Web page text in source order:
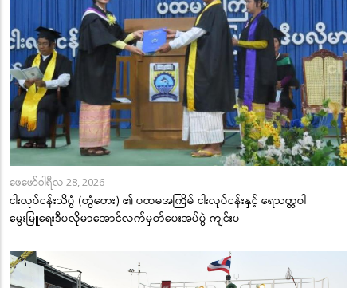
ဖေဖော်ဝါရီလ 28, 2026
ငါးလုပ်ငန်းသိပ္ပံ (တွံတေး) ၏ ပထမအကြိမ် ငါးလုပ်ငန်းနှင့် ရေသတ္တဝါ
မွေးမြူရေးဒီပလိုမာအောင်လက်မှတ်ပေးအပ်ပွဲ ကျင်းပ